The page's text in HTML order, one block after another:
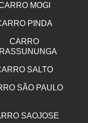
MOGI
PINDA
CARRO
SALTO
SÃO PAULO
SAOJOSE